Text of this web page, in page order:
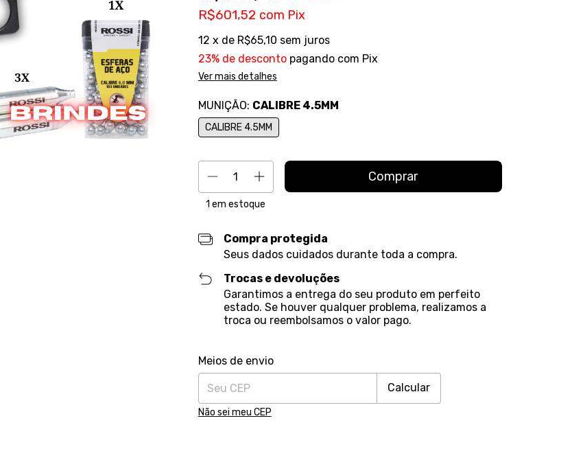
R$601,52 com Pix
12 x de R$65,10 sem juros
23% de descontopagando com Pix
Ver mais detalhes
MUNIÇÃO: CALIBRE 4.5MM
CALIBRE 4.5MM
1 em estoque
Compra protegida
Seus dados cuidados durante toda a compra.
Trocas e devoluções
Garantimos a entrega do seu produto em perfeito
estado. Se houver qualquer problema, realizamos a
troca ou reembolsamos o valor pago.
Entregas para o CEP:
Meios de envio
Calcular
Não sei meu CEP